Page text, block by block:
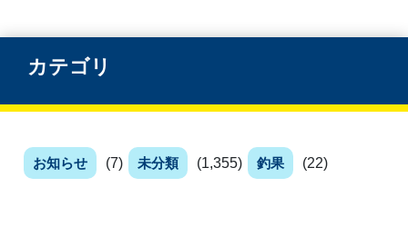
カテゴリ
お知らせ (7) 未分類 (1,355) 釣果 (22)